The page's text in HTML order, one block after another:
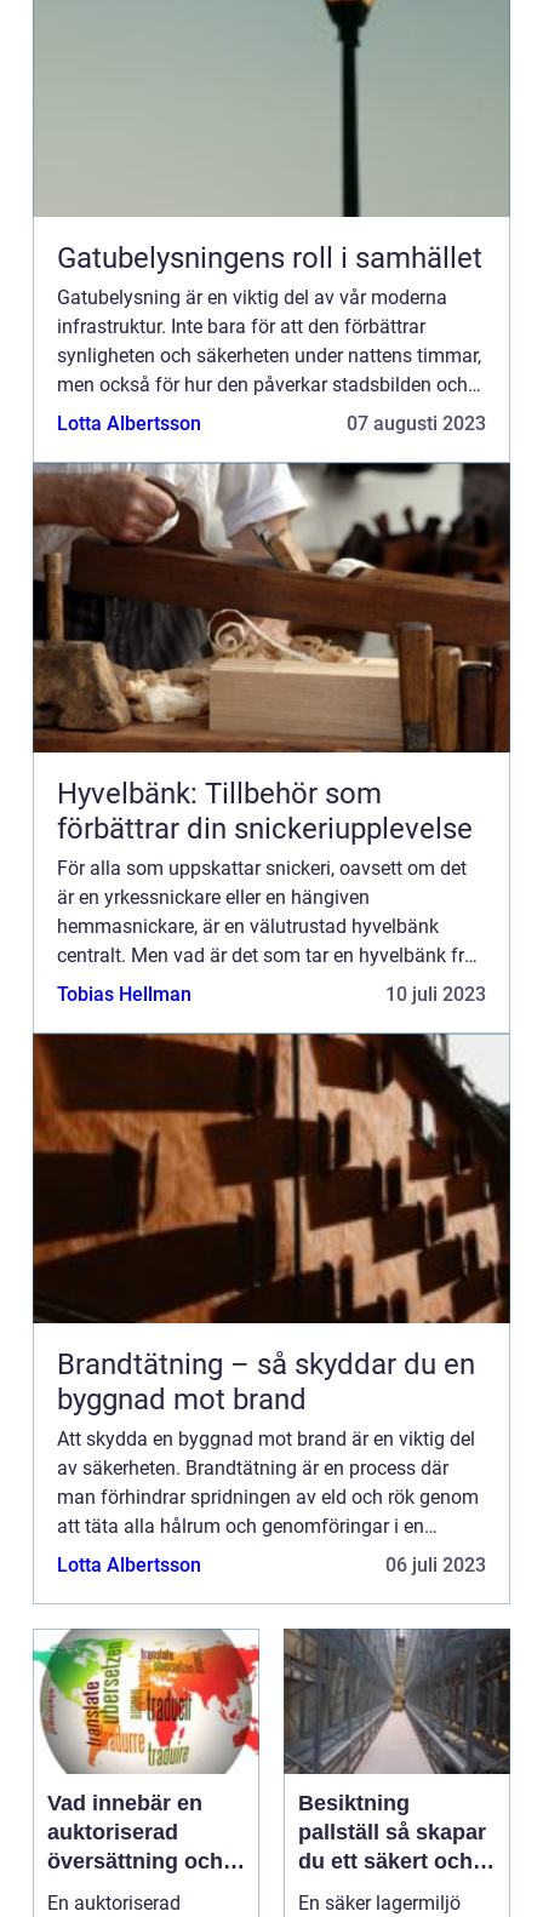
Gatubelysningens roll i samhället
Gatubelysning är en viktig del av vår moderna
infrastruktur. Inte bara för att den förbättrar
synligheten och säkerheten under nattens timmar,
men också för hur den påverkar stadsbilden och
det allm&aum...
Lotta Albertsson 07 augusti 2023
Hyvelbänk: Tillbehör som
förbättrar din snickeriupplevelse
För alla som uppskattar snickeri, oavsett om det
är en yrkessnickare eller en hängiven
hemmasnickare, är en välutrustad hyvelbänk
centralt. Men vad är det som tar en hyvelbänk från
grundläggande till...
Tobias Hellman 10 juli 2023
Brandtätning – så skyddar du en
byggnad mot brand
Att skydda en byggnad mot brand är en viktig del
av säkerheten. Brandtätning är en process där
man förhindrar spridningen av eld och rök genom
att täta alla hålrum och genomföringar i en
byggnad. I d...
Lotta Albertsson 06 juli 2023
Vad innebär en
auktoriserad
översättning och
när behövs den?
En auktoriserad
Besiktning
pallställ så skapar
du ett säkert och
effektivt lager
En säker lagermiljö